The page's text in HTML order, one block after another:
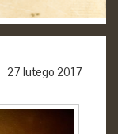
27 lutego 2017